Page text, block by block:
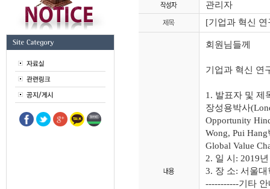
관리자
[기업과 혁신
회원님들께
기업과 혁신 연
1. 발표자 및 제
장성용박사
Opportunity
Wong, Pui
Global Value
2. 일 시: 2019
3. 장 소: 서울
-----------기타